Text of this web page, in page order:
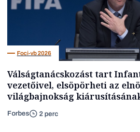
Foci-vb 2026
Válságtanácskozást tart
vezetőivel, elsöpörheti az
világbajnokság
Forbes 2 perc